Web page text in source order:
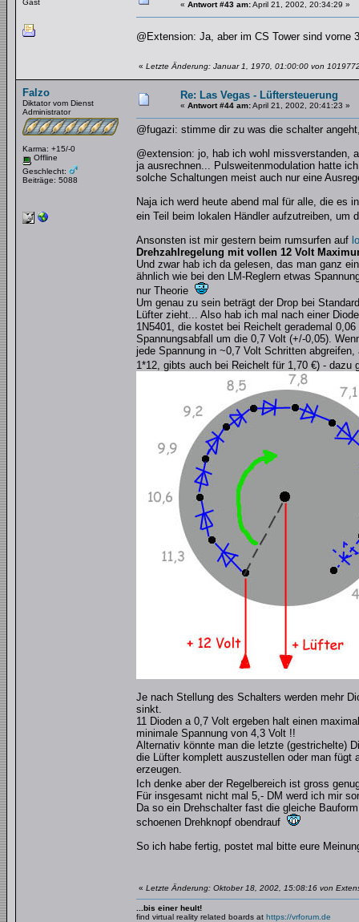
Gast « Antwort #43 am:April 21, 2002, 20:34:29 »
@Extension: Ja, aber im CS Tower sind vorne
« Letzte Änderung: Januar 1, 1970, 01:00:00 von
Falzo
Diktator vom Dienst
Administrator
Karma: +15/-0
Offline
Geschlecht:
Beiträge: 5088
Re: Las Vegas - Lüftersteuerung
« Antwort #44 am:April 21, 2002, 20:41:23 »
@fugazi: stimme dir zu was die schalter
@extension: jo, hab ich wohl missverstanden,
ja ausrechnen... Pulsweitenmodulation hatte
solche Schaltungen meist auch nur eine
Naja ich werd heute abend mal für alle, die es
ein Teil beim lokalen Händler aufzutreiben,
Ansonsten ist mir gestern beim rumsurfen auf
Drehzahlregelung mit vollen 12 Volt
Und zwar hab ich da gelesen, das man ganz
ähnlich wie bei den LM-Reglern etwas
nur Theorie
Um genau zu sein beträgt der Drop bei
Lüfter zieht... Also hab ich mal nach einer
1N5401, die kostet bei Reichelt gerademal
Spannungsabfall um die 0,7 Volt (+/-0,05).
jede Spannung in ~0,7 Volt Schritten
1*12, gibts auch bei Reichelt für 1,70 €) -
Je nach Stellung des Schalters werden mehr
sinkt.
11 Dioden a 0,7 Volt ergeben halt einen
minimale Spannung von 4,3 Volt !!
Alternativ könnte man die letzte (gestrichelte)
die Lüfter komplett auszustellen oder man fügt
erzeugen.
Ich denke aber der Regelbereich ist gross
Für insgesamt nicht mal 5,- DM werd ich mir
Da so ein Drehschalter fast die gleiche
schoenen Drehknopf obendrauf
So ich habe fertig, postet mal bitte eure
« Letzte Änderung: Oktober 18, 2002, 15:08:16 von
...bis einer heult!
find virtual reality related boards at https://vrforum.de